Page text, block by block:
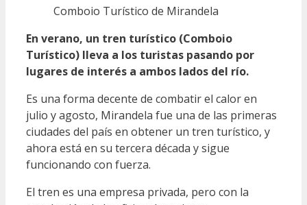
Comboio Turístico de Mirandela
En verano, un tren turístico (Comboio
Turístico) lleva a los turistas pasando por
lugares de interés a ambos lados del río.
Es una forma decente de combatir el calor en
julio y agosto, Mirandela fue una de las primeras
ciudades del país en obtener un tren turístico, y
ahora está en su tercera década y sigue
funcionando con fuerza.
El tren es una empresa privada, pero con la